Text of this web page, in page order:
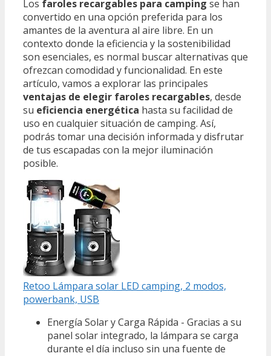
Los faroles recargables para camping se han
convertido en una opción preferida para los
amantes de la aventura al aire libre. En un
contexto donde la eficiencia y la sostenibilidad
son esenciales, es normal buscar alternativas que
ofrezcan comodidad y funcionalidad. En este
artículo, vamos a explorar las principales
ventajas de elegir faroles recargables, desde
su eficiencia energética hasta su facilidad de
uso en cualquier situación de camping. Así,
podrás tomar una decisión informada y disfrutar
de tus escapadas con la mejor iluminación
posible.
Retoo Lámpara solar LED camping, 2 modos,
powerbank, USB
Energía Solar y Carga Rápida - Gracias a su
panel solar integrado, la lámpara se carga
durante el día incluso sin una fuente de